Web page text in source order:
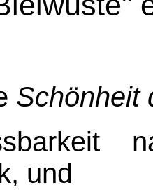
Schönheit
und